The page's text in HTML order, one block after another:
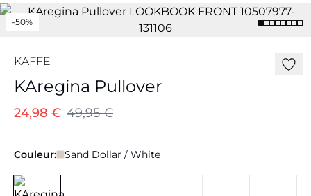
-50%
KAFFE
KAregina Pullover
24,98 € 49,95 €
Couleur: Sand Dollar / White